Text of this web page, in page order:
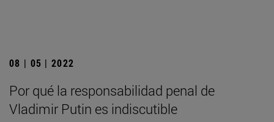
08 | 05 | 2022
Por qué la responsabilidad penal de
Vladimir Putin es indiscutible